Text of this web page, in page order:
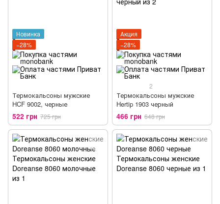
Новинка
−28%
Термокальсоны мужские
HCF 9002, черные
522 грн 725 грн
Акция
−28%
2
Термокальсоны мужские
Hertip 1903 черный
466 грн 648 грн